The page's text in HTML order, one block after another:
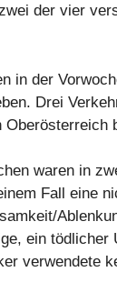
der vier
in der
Drei
waren in
Fall eine
ein tödlicher
verwendete